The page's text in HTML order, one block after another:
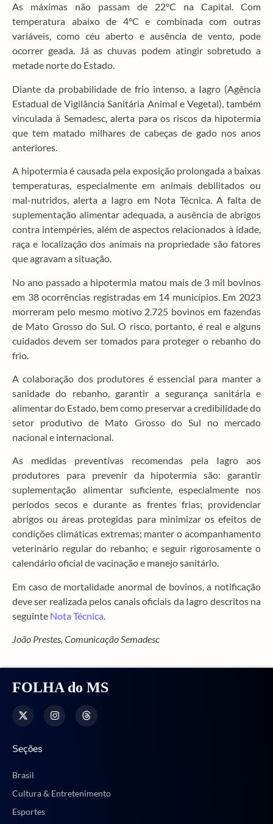
As máximas não passam de 22°C na Capital. Com
temperatura abaixo de 4°C e combinada com outras
variáveis, como céu aberto e ausência de vento, pode
ocorrer geada. Já as chuvas podem atingir sobretudo a
metade norte do Estado.
Diante da probabilidade de frio intenso, a Iagro (Agência
Estadual de Vigilância Sanitária Animal e Vegetal), também
vinculada à Semadesc, alerta para os riscos da hipotermia
que tem matado milhares de cabeças de gado nos anos
anteriores.
A hipotermia é causada pela exposição prolongada a baixas
temperaturas, especialmente em animais debilitados ou
mal-nutridos, alerta a Iagro em Nota Técnica. A falta de
suplementação alimentar adequada, a ausência de abrigos
contra intempéries, além de aspectos relacionados à idade,
raça e localização dos animais na propriedade são fatores
que agravam a situação.
No ano passado a hipotermia matou mais de 3 mil bovinos
em 38 ocorrências registradas em 14 municípios. Em 2023
morreram pelo mesmo motivo 2.725 bovinos em fazendas
de Mato Grosso do Sul. O risco, portanto, é real e alguns
cuidados devem ser tomados para proteger o rebanho do
frio.
A colaboração dos produtores é essencial para manter a
sanidade do rebanho, garantir a segurança sanitária e
alimentar do Estado, bem como preservar a credibilidade do
setor produtivo de Mato Grosso do Sul no mercado
nacional e internacional.
As medidas preventivas recomendas pela Iagro aos
produtores para prevenir da hipotermia são: garantir
suplementação alimentar suficiente, especialmente nos
períodos secos e durante as frentes frias; providenciar
abrigos ou áreas protegidas para minimizar os efeitos de
condições climáticas extremas; manter o acompanhamento
veterinário regular do rebanho; e seguir rigorosamente o
calendário oficial de vacinação e manejo sanitário.
Em caso de mortalidade anormal de bovinos, a notificação
deve ser realizada pelos canais oficiais da Iagro descritos na
seguinte Nota Técnica
João Prestes, Comunicação Semadesc
FOLHA do MS
Seções
Brasil
Cultura & Entretenimento
Esportes